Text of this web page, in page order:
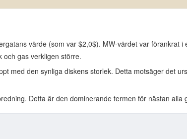
värde (som var $2,0$). MW-värdet var förankrat
och gas verkligen större.
med den synliga diskens storlek. Detta motsäger det
Detta är den dominerande termen för nästan alla